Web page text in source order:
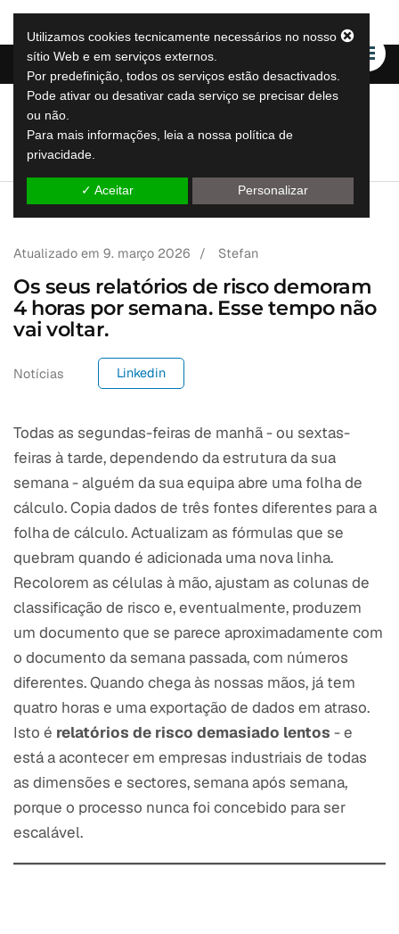
soluções de reporting leap
Atualizado em 9. março 2026 / Stefan
Os seus relatórios de risco demoram
4 horas por semana. Esse tempo não
vai voltar.
Notícias Linkedin
Todas as segundas-feiras de manhã - ou sextas-
feiras à tarde, dependendo da estrutura da sua
semana - alguém da sua equipa abre uma folha de
cálculo. Copia dados de três fontes diferentes para a
folha de cálculo. Actualizam as fórmulas que se
quebram quando é adicionada uma nova linha.
Recolorem as células à mão, ajustam as colunas de
classificação de risco e, eventualmente, produzem
um documento que se parece aproximadamente com
o documento da semana passada, com números
diferentes. Quando chega às nossas mãos, já tem
quatro horas e uma exportação de dados em atraso.
Isto é relatórios de risco demasiado lentos - e
está a acontecer em empresas industriais de todas
as dimensões e sectores, semana após semana,
porque o processo nunca foi concebido para ser
escalável.
Utilizamos cookies tecnicamente necessários no nosso
sítio Web e em serviços externos.
Por predefinição, todos os serviços estão desactivados.
Pode ativar ou desativar cada serviço se precisar deles
ou não.
Para mais informações, leia a nossa política de
privacidade.
✓ Aceitar Personalizar